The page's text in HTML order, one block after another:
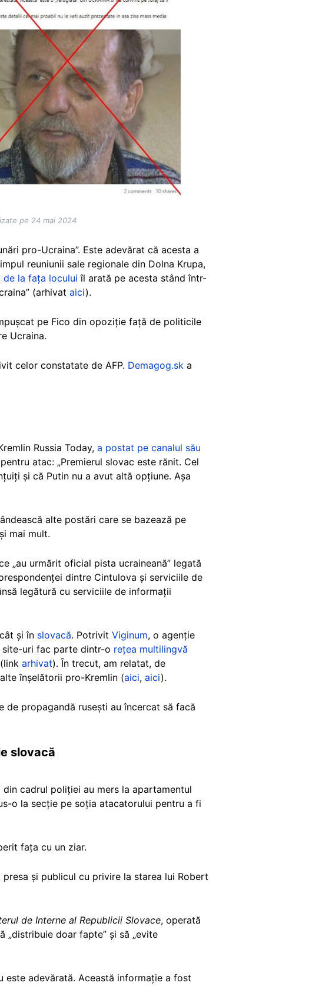
pe 24 mai 2024
pro-Ucraina”. Este adevărat că acesta a
reuniunii sale regionale din Dolna Krupa,
de la fața locului îl arată pe acesta stând într-
(arhivat aici).
pe Fico din opoziție față de politicile
Ucraina.
celor constatate de AFP. Demagog.sk a
Russia Today, a postat pe canalul său
atac: „Premierul slovac este rănit. Cel
și că Putin nu a avut altă opțiune. Așa
alte postări care se bazează pe
mai mult.
„au urmărit oficial pista ucraineană” legată
dintre Cintulova și serviciile de
legătură cu serviciile de informații
și în slovacă. Potrivit Viginum, o agenție
site-uri fac parte dintr-o rețea multilingvă
arhivat). În trecut, am relatat, de
înșelătorii pro-Kremlin (aici, aici).
de propagandă rusești au încercat să facă
slovacă
din cadrul poliției au mers la apartamentul
o la secție pe soția atacatorului pentru a fi
fața cu un ziar.
și publicul cu privire la starea lui Robert
de Interne al Republicii Slovace, operată
„distribuie doar fapte” și să „evite
este adevărată. Această informație a fost